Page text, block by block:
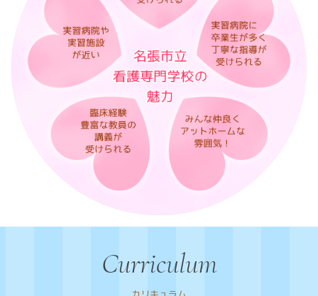
Curriculum